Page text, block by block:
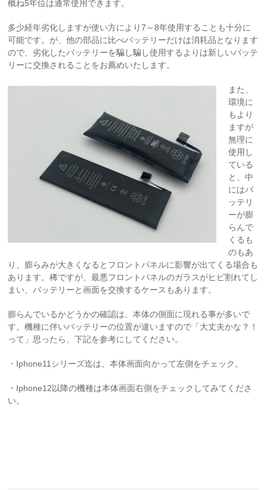
概ね5年位は通常使用できます。
多少経年劣化しますが使い方により7～8年使用することも十分に
可能です。が、他の部品に比べバッテリーだけは消耗品となります
ので、劣化したバッテリーを騙し騙し使用するよりは新しいバッテ
リーに交換されることをお薦めいたします。
また、
環境に
もより
ますが
無理に
使用し
ている
と、中
にはバ
ッテリ
ーが膨
らんで
くるも
のもあ
り、膨らみが大きくなるとフロントパネルに影響が出てくる場合も
あります。稀ですが、最悪フロントパネルのガラスがヒビ割れてし
まい、バッテリーと画面を交換するケースもあります。
膨らんでいるかどうかの確認は、本体の側面に現れる事が多いで
す。機種に伴いバッテリーの位置が違いますので「大丈夫かな？！
って」思ったら、下記を参考にしてください。
・Iphone11シリーズ迄は、本体画面向かって左側をチェック。
・Iphone12以降の機種は本体画面右側をチェックしてみてくださ
い。